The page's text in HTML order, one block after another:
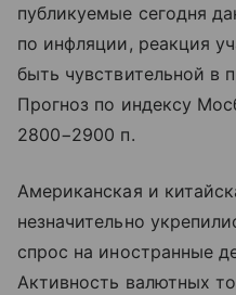
публикуемые сегодня
по инфляции, реакция
быть чувствительной в
Прогноз по индексу
2800−2900 п.
Американская и
незначительно
спрос на иностранные
Активность валютных